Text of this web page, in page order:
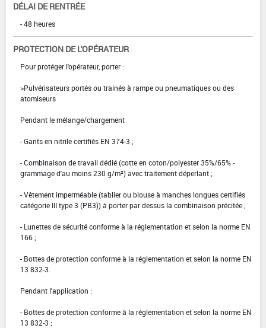
DÉLAI DE RENTRÉE
- 48 heures
PROTECTION DE L'OPÉRATEUR
Pour protéger l'opérateur, porter :
>Pulvérisateurs portés ou trainés à rampe ou pneumatiques ou des
atomiseurs
Pendant le mélange/chargement
- Gants en nitrile certifiés EN 374-3 ;
- Combinaison de travail dédié (cotte en coton/polyester 35%/65% -
grammage d'au moins 230 g/m²) avec traitement déperlant ;
- Vêtement imperméable (tablier ou blouse à manches longues certifiés
catégorie III type 3 (PB3)) à porter par dessus la combinaison précitée ;
- Lunettes de sécurité conforme à la réglementation et selon la norme EN
166 ;
- Bottes de protection conforme à la réglementation et selon la norme EN
13 832-3.
Pendant l'application :
- Bottes de protection conforme à la réglementation et selon la norme EN
13 832-3 ;